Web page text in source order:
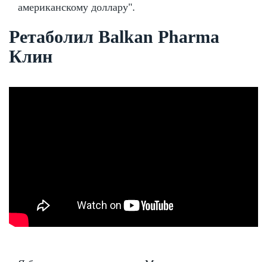
американскому доллару".
Ретаболил Balkan Pharma
Клин